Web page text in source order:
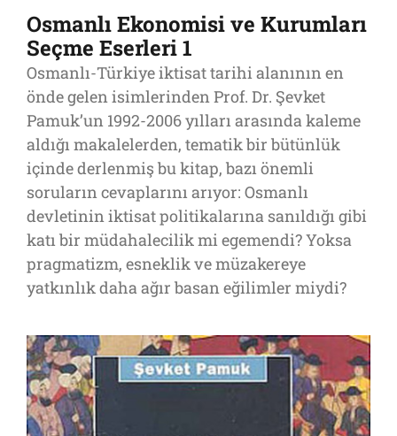
Osmanlı Ekonomisi ve Kurumları
Seçme Eserleri 1
Osmanlı-Türkiye iktisat tarihi alanının en
önde gelen isimlerinden Prof. Dr. Şevket
Pamuk’un 1992-2006 yılları arasında kaleme
aldığı makalelerden, tematik bir bütünlük
içinde derlenmiş bu kitap, bazı önemli
soruların cevaplarını arıyor: Osmanlı
devletinin iktisat politikalarına sanıldığı gibi
katı bir müdahalecilik mi egemendi? Yoksa
pragmatizm, esneklik ve müzakereye
yatkınlık daha ağır basan eğilimler miydi?